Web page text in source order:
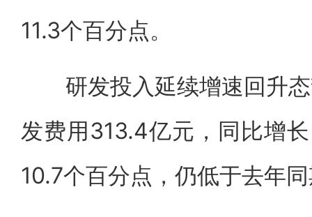
11.3个百分点。
研发投入延续增速回升态
发费用313.4亿元，同比增
10.7个百分点，仍低于去年